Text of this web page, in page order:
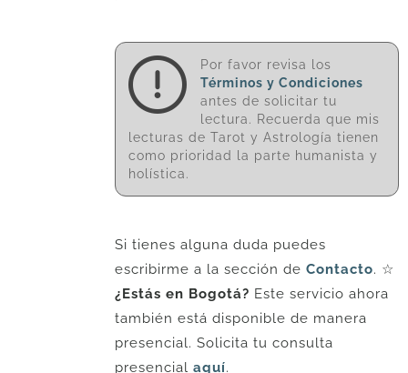
Por favor revisa los
Términos y Condiciones
antes de solicitar tu
lectura. Recuerda que mis
lecturas de Tarot y Astrología tienen
como prioridad la parte humanista y
holística.
Si tienes alguna duda puedes
escribirme a la sección de Contacto. ☆
¿Estás en Bogotá? Este servicio ahora
también está disponible de manera
presencial. Solicita tu consulta
presencial aquí.